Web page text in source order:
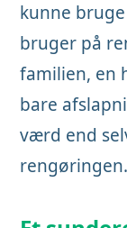
kunne
bruger på
familien, en
bare
værd end
rengøringen.